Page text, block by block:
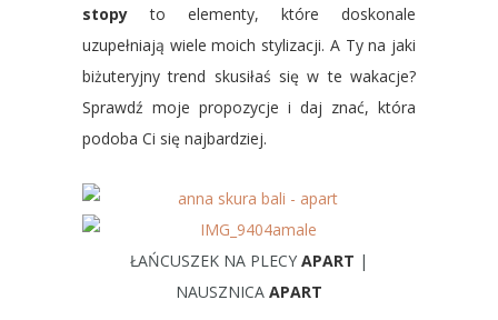
stopy to elementy, które doskonale
uzupełniają wiele moich stylizacji. A Ty na jaki
biżuteryjny trend skusiłaś się w te wakacje?
Sprawdź moje propozycje i daj znać, która
podoba Ci się najbardziej.
ŁAŃCUSZEK NA PLECY APART |
NAUSZNICA APART